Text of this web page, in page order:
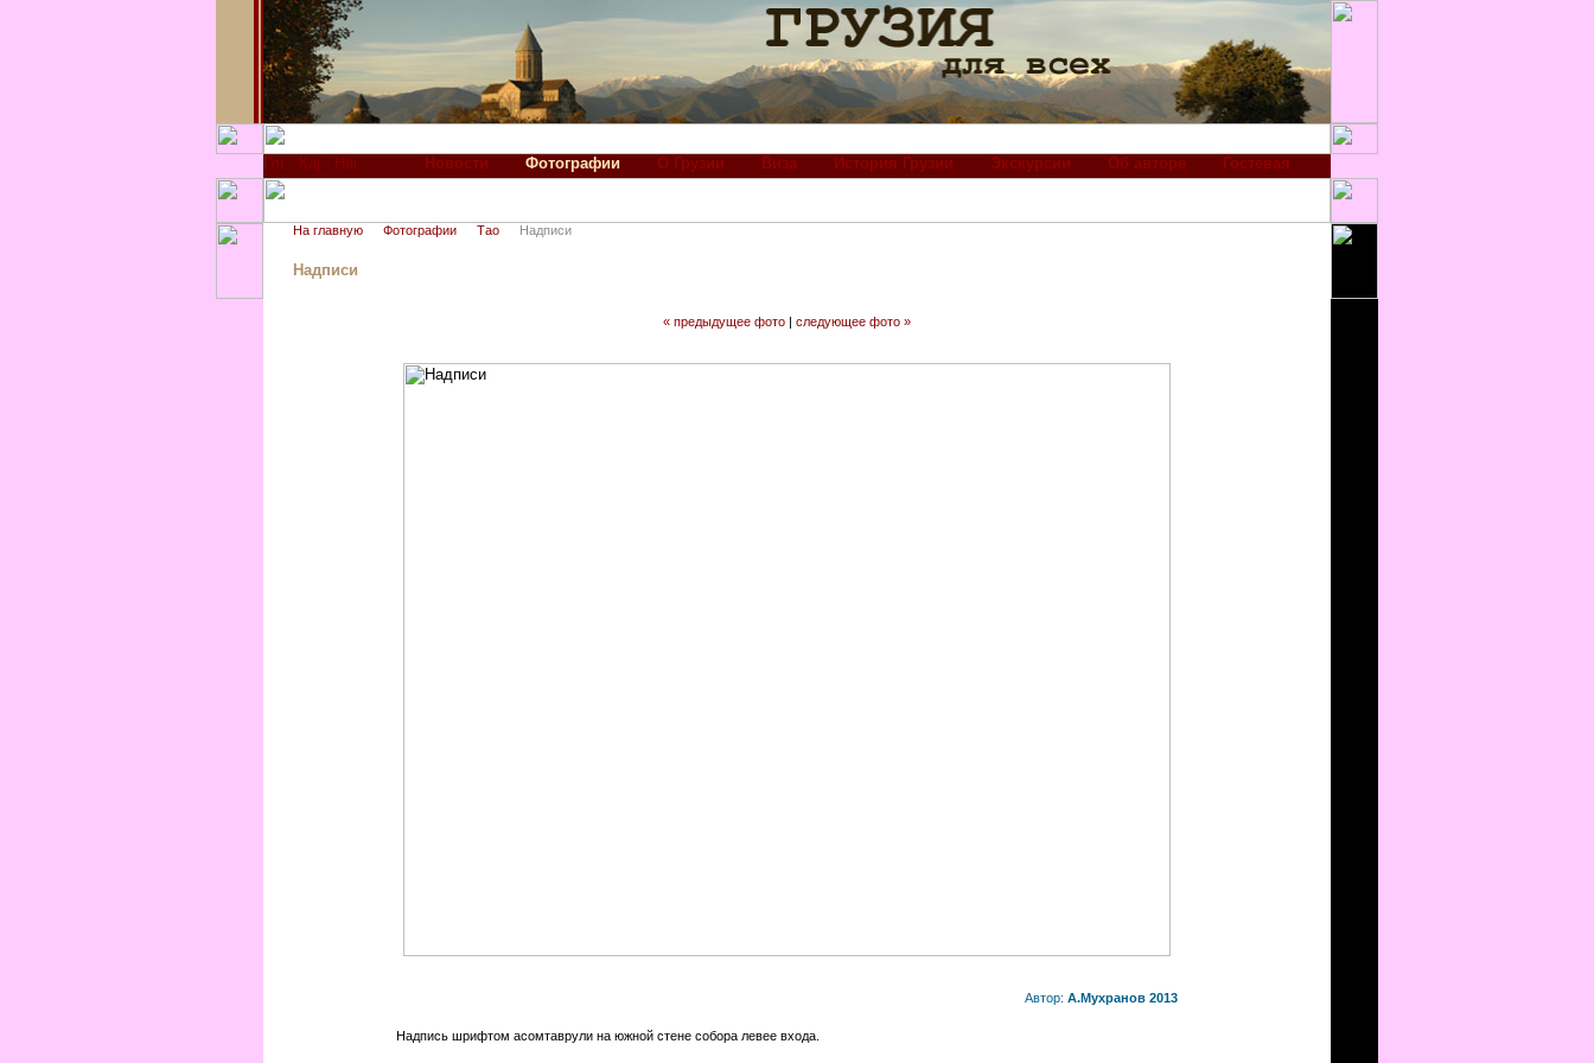
Новости Фотографии О Грузии Виза История Грузии Экскурсии Об авторе Гостевая
На главную Фотографии Тао Надписи
Надписи
« предыдущее фото | следующее фото »
Автор: А.Мухранов 2013
Надпись шрифтом асомтаврули на южной стене собора левее входа.